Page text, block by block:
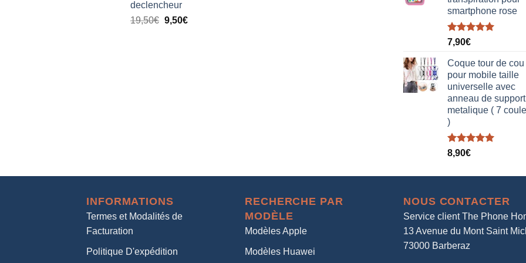
declencheur
19,50€ 9,50€
smartphone rose
Note5.00
7,90€
Coque tour de cou
pour mobile taille
universelle avec
anneau de support
metalique ( 7
)
Note5.00
8,90€
INFORMATIONS
Termes et Modalités de
Facturation
Politique D'expédition
RECHERCHE PAR
MODÈLE
Modèles Apple
Modèles Huawei
NOUS CONTACTER
Service client The Phone
13 Avenue du Mont Saint
73000 Barberaz